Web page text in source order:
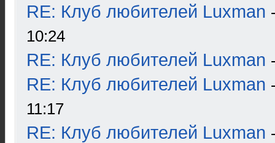
RE: Клуб любителей Luxman
10:24
RE: Клуб любителей Luxman
RE: Клуб любителей Luxman
11:17
RE: Клуб любителей Luxman